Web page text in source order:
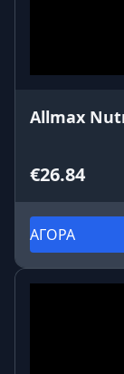
Allmax
€26.84
ΑΓΟΡΑ